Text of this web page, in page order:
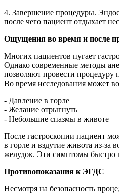
4. Завершение процедуры.
после чего пациент отдыхает
Ощущения во время и после
Многих пациентов пугает
Однако современные методы
позволяют провести процедуру
Во время исследования может
- Давление в горле
- Желание отрыгнуть
- Небольшие спазмы в животе
После гастроскопии пациент
в горле и вздутие живота из-за
желудок. Эти симптомы быстро
Противопоказания к ЭГДС
Несмотря на безопасность